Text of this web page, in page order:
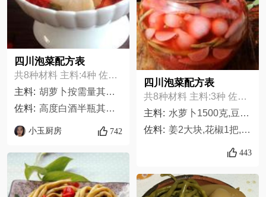
四川泡菜配方表
共8种材料 主料:4种 佐料:4种
主料: 胡萝卜按需量其他,嫩姜按需求其他,蒜薹100克,朝天椒300克
佐料: 高度白酒半瓶其他,冰糖50克,盐1包,花椒30克
小玉厨房 742
四川泡菜配方表
共8种材料 主料:3种 佐料:5种
主料: 水萝卜1500克,豆角500克,蒜10头,
佐料: 姜2大块,花椒1把,盐150克,凉开水适量,红尖椒150克
443